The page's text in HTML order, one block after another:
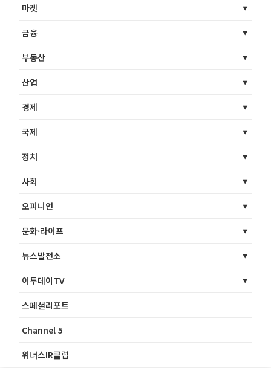
마켓
금융
부동산
산업
경제
국제
정치
사회
오피니언
문화·라이프
뉴스발전소
이투데이TV
스페셜리포트
Channel 5
위너스IR클럽